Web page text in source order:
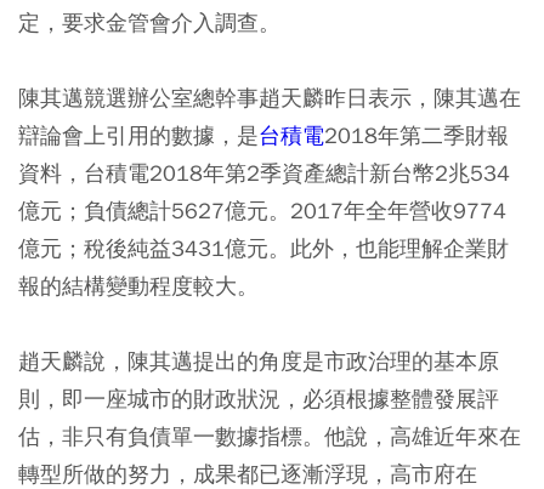
定，要求金管會介入調查。
陳其邁競選辦公室總幹事趙天麟昨日表示，陳其邁在
辯論會上引用的數據，是台積電2018年第二季財報
資料，台積電2018年第2季資產總計新台幣2兆534
億元；負債總計5627億元。2017年全年營收9774
億元；稅後純益3431億元。此外，也能理解企業財
報的結構變動程度較大。
趙天麟說，陳其邁提出的角度是市政治理的基本原
則，即一座城市的財政狀況，必須根據整體發展評
估，非只有負債單一數據指標。他說，高雄近年來在
轉型所做的努力，成果都已逐漸浮現，高市府在